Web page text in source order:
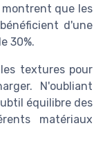
montrent que les
d'une
30%.
textures pour
N'oubliant
équilibre des
matériaux